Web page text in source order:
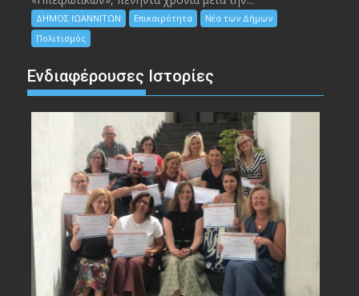
ΔΗΜΟΣ ΙΩΑΝΝΙΤΩΝ Επικαιρότητα
Νέα των Δήμων
Πολιτισμός
Ενδιαφέρουσες Ιστορίες